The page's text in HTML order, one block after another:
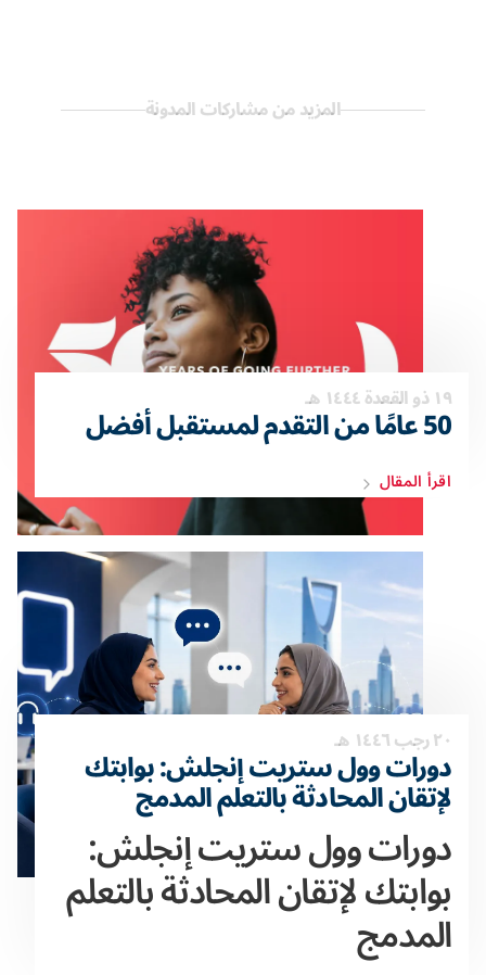
المزيد من مشاركات المدونة
١٩ ذو القعدة ١٤٤٤ هـ50 عامًا من التقدم لمستقبل أفضل
اقرأ المقال
دورات وول ستريت إنجلش: بوابتك
لإتقان المحادثة بالتعلم المدمج
دورات وول ستريت إنجلش:
بوابتك لإتقان المحادثة بالتعلم
المدمج